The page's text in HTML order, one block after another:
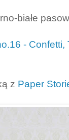
białe
-
z Paper